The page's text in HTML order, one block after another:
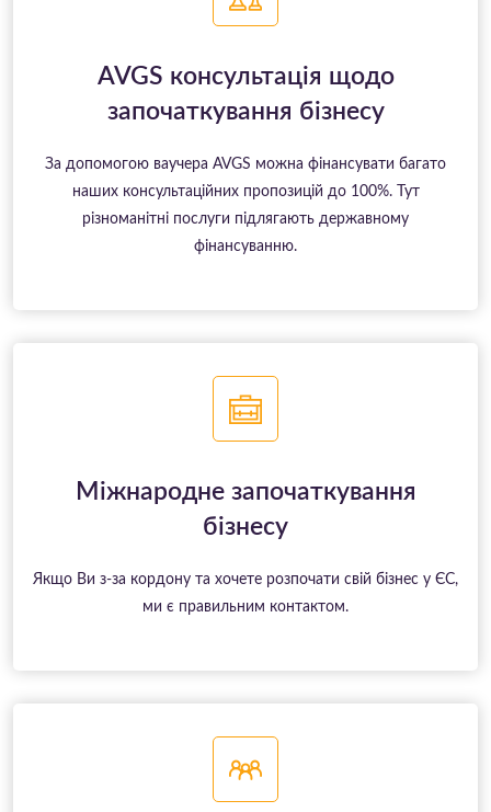
AVGS консультація щодо
започаткування бізнесу
За допомогою ваучера AVGS можна фінансувати багато
наших консультаційних пропозицій до 100%. Тут
різноманітні послуги підлягають державному
фінансуванню.
Міжнародне започаткування
бізнесу
Якщо Ви з-за кордону та хочете розпочати свій бізнес у ЄС,
ми є правильним контактом.